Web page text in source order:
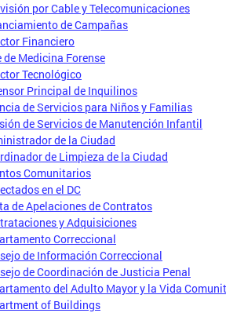
por Cable y Telecomunicaciones
de Campañas
Financiero
de Medicina Forense
Tecnológico
Principal de Inquilinos
de Servicios para Niños y Familias
de Servicios de Manutención Infantil
de la Ciudad
de Limpieza de la Ciudad
Comunitarios
en el DC
de Apelaciones de Contratos
y Adquisiciones
Correccional
de Información Correccional
de Coordinación de Justicia Penal
del Adulto Mayor y la Vida
of Buildings